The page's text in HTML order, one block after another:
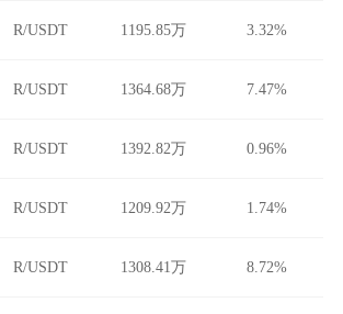
R/USDT 1195.85万 3.32%
R/USDT 1364.68万 7.47%
R/USDT 1392.82万 0.96%
R/USDT 1209.92万 1.74%
R/USDT 1308.41万 8.72%